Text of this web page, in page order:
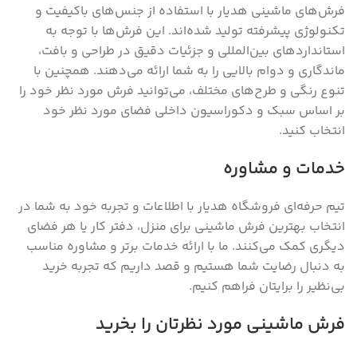
فرش‌های ماشینی هدیار با استفاده از جنس‌های باکیفیت و
تکنولوژی پیشرفته تولید شده‌اند. این فرش‌ها با توجه به
استانداردهای بین‌المللی و جزئیات دقیق در طراحی و بافت،
ماندگاری و دوام بالایی را به شما ارائه می‌دهند. همچنین با
تنوع رنگی و طرح‌های مختلف، می‌توانید فرش مورد نظر خود را
بر اساس سبک و دکوراسیون داخلی فضای مورد نظر خود
انتخاب کنید.
خدمات و مشاوره
تیم حرفه‌ای فروشگاه هدیار با اطلاعات و تجربه خود به شما در
انتخاب بهترین فرش ماشینی برای منزل، دفتر کار یا هر فضای
دیگری کمک می‌کنند. ما با ارائه خدمات برتر و مشاوره مناسب
به دنبال رضایت شما هستیم و قصد داریم که تجربه خرید
بی‌نظیر را برایتان فراهم کنیم.
فرش ماشینی مورد نظرتان را بخرید